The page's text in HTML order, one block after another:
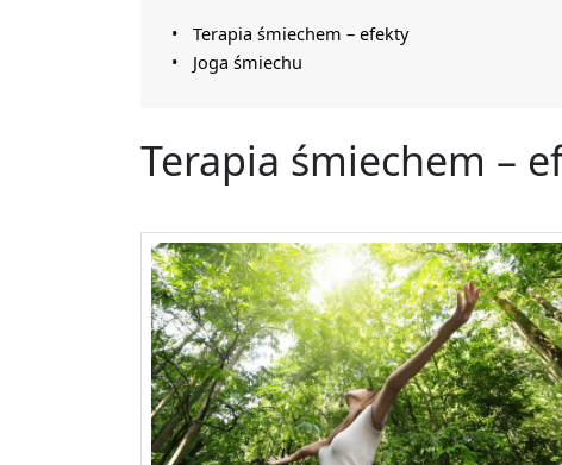
Terapia śmiechem – efekty
Joga śmiechu
Terapia śmiechem –